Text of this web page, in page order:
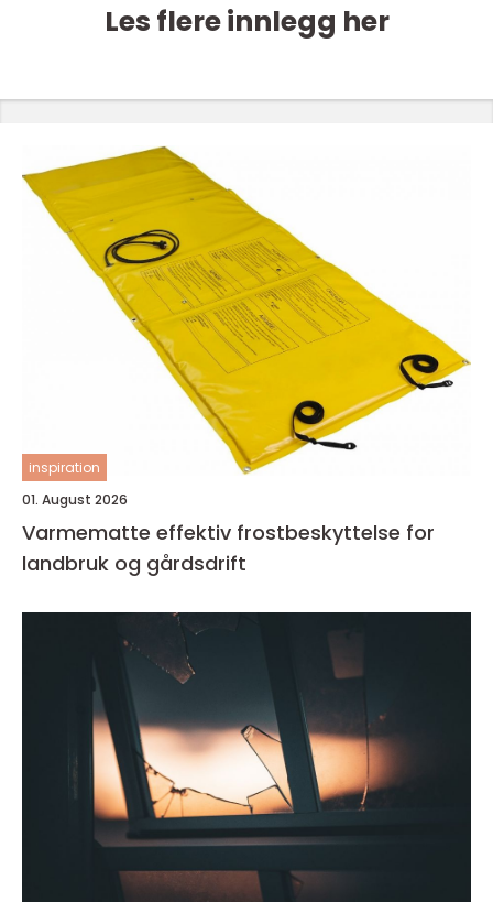
Les flere innlegg her
inspiration
01. August 2026
Varmematte effektiv frostbeskyttelse for
landbruk og gårdsdrift